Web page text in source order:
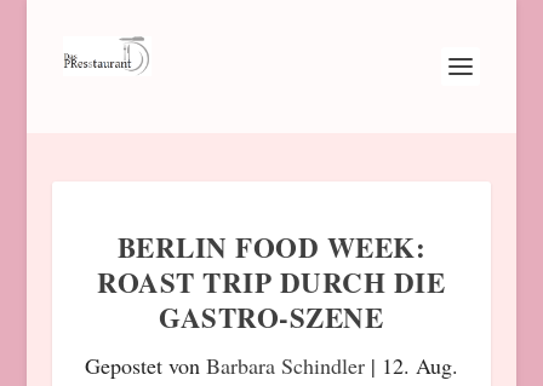
BERLIN FOOD WEEK:
ROAST TRIP DURCH DIE
GASTRO-SZENE
Gepostet von Barbara Schindler| 12. Aug.